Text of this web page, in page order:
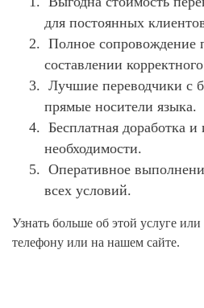
для постоянных
Полное сопровождение
составлении
Лучшие переводчики с
прямые носители языка.
Бесплатная доработка
необходимости.
Оперативное
всех условий.
Узнать больше об этой услуге
телефону или на нашем сайте.